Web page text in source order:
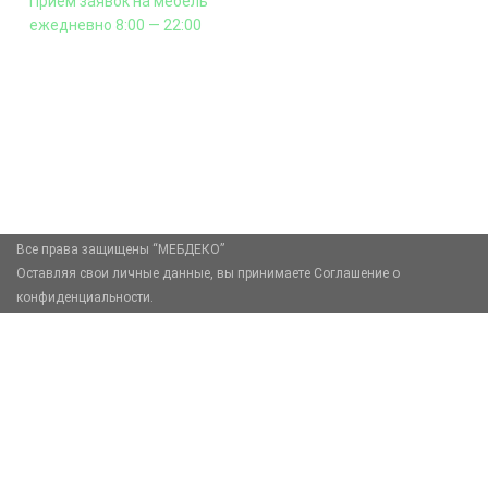
ежедневно 8:00 — 22:00
Все права защищены “МЕБДЕКО”
Оставляя свои личные данные, вы принимаете Соглашение о
конфиденциальности.